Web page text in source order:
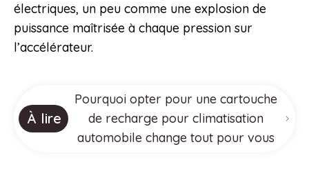
électriques, un peu comme une explosion de
puissance maîtrisée à chaque pression sur
l’accélérateur.
À lire
Pourquoi opter pour une cartouche
de recharge pour climatisation
automobile change tout pour vous